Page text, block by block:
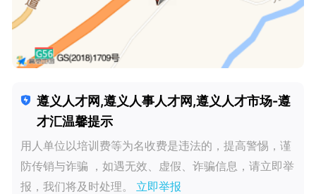
遵义人才网,遵义人事人才网,遵义人才市场-遵
才汇温馨提示
用人单位以培训费等为名收费是违法的，提高警惕，谨
防传销与诈骗 ，如遇无效、虚假、诈骗信息，请立即举
报，我们将及时处理。 立即举报